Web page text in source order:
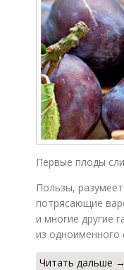
Первые плоды
Пользы,
потрясающие
и многие другие
из одноименного
Читать дальше →